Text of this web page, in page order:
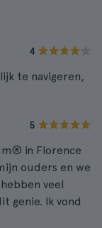
4
te navigeren,
5
in Florence
ouders en we
veel
genie. Ik vond
in de wereld